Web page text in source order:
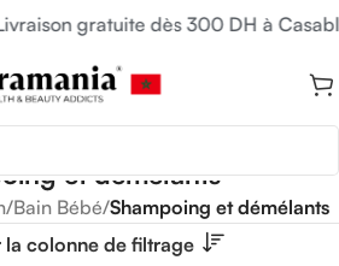
gratuite dès 300 DH à
et démélants
/Bain Bébé/Shampoing et démélants
colonne de filtrage